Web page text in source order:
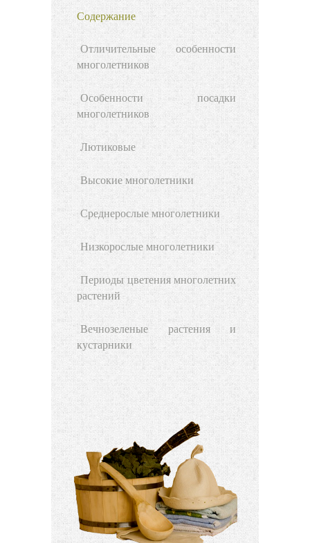
Содержание
Отличительные особенности
многолетников
Особенности посадки
многолетников
Лютиковые
Высокие многолетники
Среднерослые многолетники
Низкорослые многолетники
Периоды цветения многолетних
растений
Вечнозеленые растения и
кустарники